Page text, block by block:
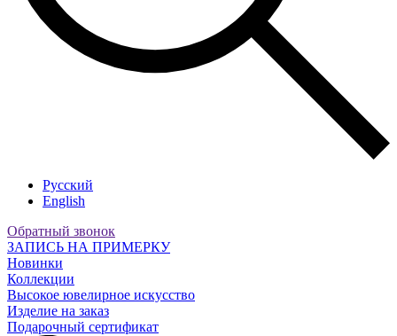
Русский
English
Обратный звонок
ЗАПИСЬ НА ПРИМЕРКУ
Новинки
Коллекции
Высокое ювелирное искусство
Изделие на заказ
Подарочный сертификат